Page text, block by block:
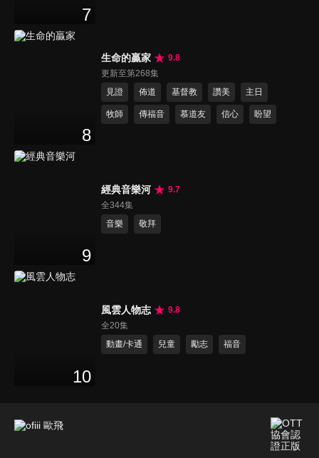
7
8
生命的贏家
9.8
更新至第268集
見證
佈道 基督教 讚美 主日
牧師 傳福音 慕道友 信心 盼望
9
經典音樂河
9.7
全344集
音樂
敬拜
10
風雲人物志
9.8
全20集
動畫/卡通
兒童 勵志 福音